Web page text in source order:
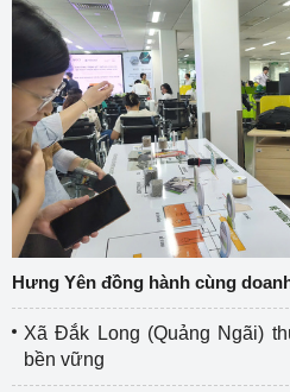
Hưng Yên đồng hành cùng
Xã Đắk Long (Quảng Ngãi)
bền vững